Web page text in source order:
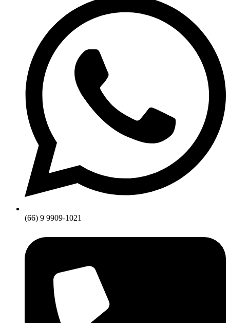
(66) 9 9909-1021